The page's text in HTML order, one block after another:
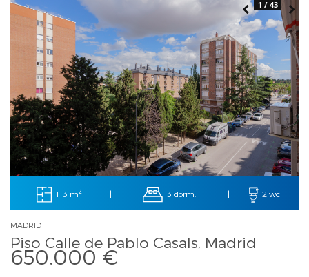
1 / 43
113 m2 | 3 dorm. | 2 wc
MADRID
Piso Calle de Pablo Casals, Madrid
650.000 €